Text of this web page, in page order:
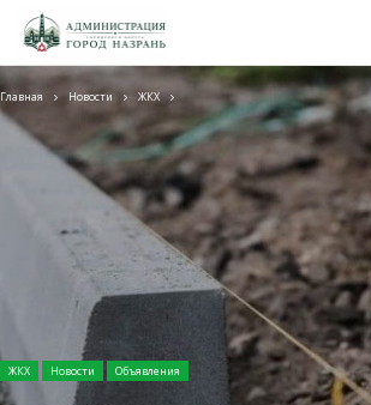
Главная Новости ЖКХ
ЖКХ Новости Объявления